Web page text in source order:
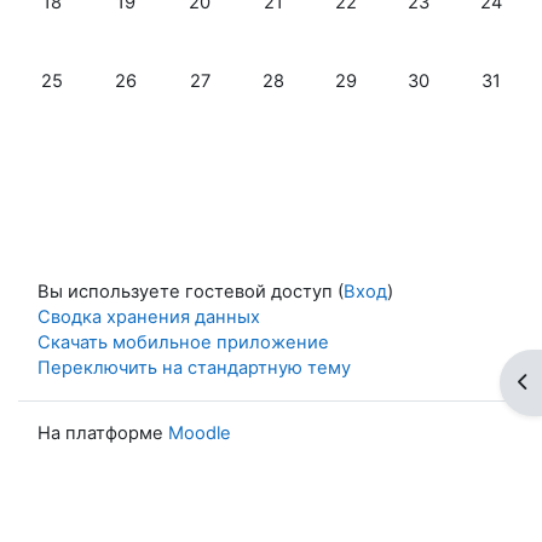
Нет событий, понедельник 25 мая
25 Нет событий, вторник 26 мая
26 Нет событий, среда 27 мая
27 Нет событий, четверг 28 мая
28 Нет событий, пятница
29 Нет событий,
30 Нет
31
Вы используете гостевой доступ (Вход)
Сводка хранения данных
Скачать мобильное приложение
Переключить на стандартную тему
На платформе Moodle